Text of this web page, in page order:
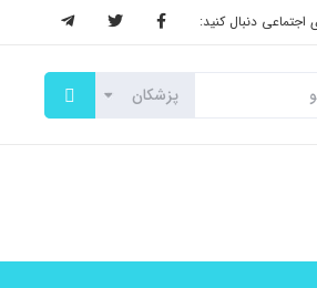
اجتماعی دنبال کنید: